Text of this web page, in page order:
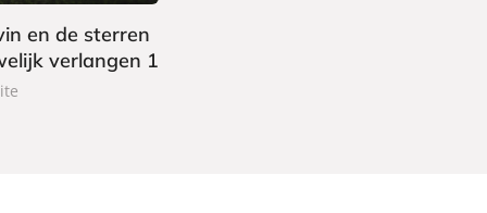
en de sterren
verlangen 1